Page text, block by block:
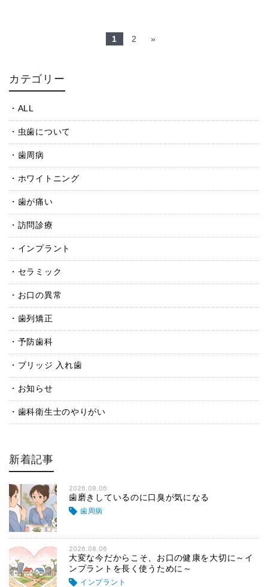
1 2 »
カテゴリー
ALL
虫歯について
歯周病
ホワイトニング
歯が痛い
訪問診療
インプラント
セラミック
お口の異常
歯列矯正
予防歯科
ブリッジ 入れ歯
お知らせ
歯科衛生士のやりがい
新着記事
2026.08.06
歯磨きしているのに口臭が気になる
歯周病
2026.08.06
大変な今だからこそ、お口の健康を大切に～イ
ンプラントを長く使うために～
インプラント